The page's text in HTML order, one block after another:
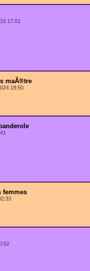
17:01
maÃ®tre
18:50
femmes